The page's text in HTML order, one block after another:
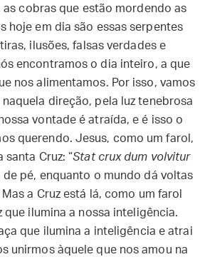
as cobras que estão mordendo as
hoje em dia são essas serpentes
ilusões, falsas verdades e
encontramos o dia inteiro, a que
nos alimentamos. Por isso, vamos
direção, pela luz tenebrosa
vontade é atraída, e é isso o
querendo. Jesus, como um farol,
santa Cruz: “Stat crux dum volvitur
de pé, enquanto o mundo dá voltas
a Cruz está lá, como um farol
que ilumina a nossa inteligência.
que ilumina a inteligência e atrai
unirmos àquele que nos amou na